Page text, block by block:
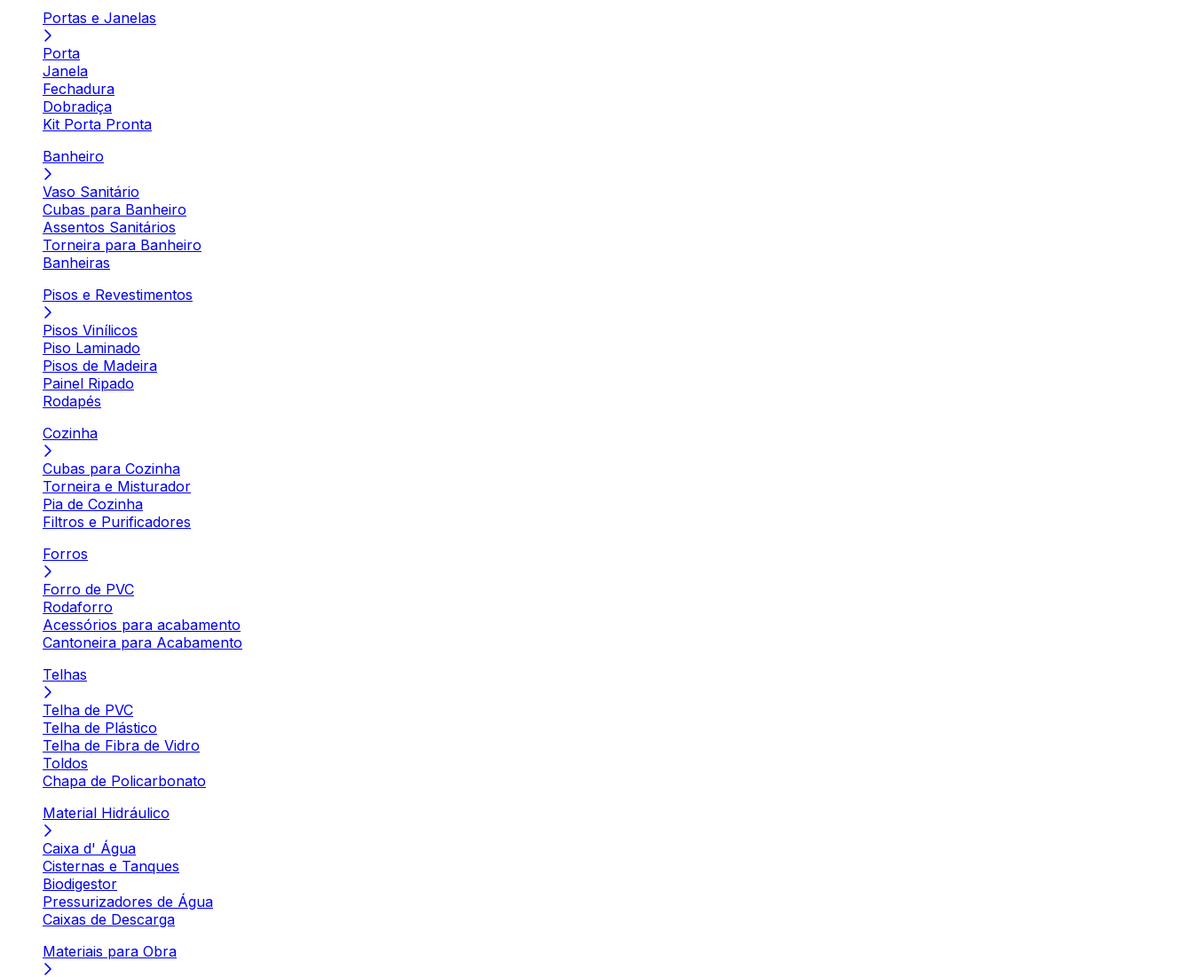
Portas e Janelas
Porta
Janela
Fechadura
Dobradiça
Kit Porta Pronta
Banheiro
Vaso Sanitário
Cubas para Banheiro
Assentos Sanitários
Torneira para Banheiro
Banheiras
Pisos e Revestimentos
Pisos Vinílicos
Piso Laminado
Pisos de Madeira
Painel Ripado
Rodapés
Cozinha
Cubas para Cozinha
Torneira e Misturador
Pia de Cozinha
Filtros e Purificadores
Forros
Forro de PVC
Rodaforro
Acessórios para acabamento
Cantoneira para Acabamento
Telhas
Telha de PVC
Telha de Plástico
Telha de Fibra de Vidro
Toldos
Chapa de Policarbonato
Material Hidráulico
Caixa d' Água
Cisternas e Tanques
Biodigestor
Pressurizadores de Água
Caixas de Descarga
Materiais para Obra